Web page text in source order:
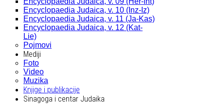
Encyclopaedia Judaica, v. 10 (Inz-Iz)
Encyclopaedia Judaica, v. 11 (Ja-Kas)
Encyclopaedia Judaica, v. 12 (Kat-
Lie)
Pojmovi
Mediji
Foto
Video
Muzika
Knjige i publikacije
Sinagoga i centar Judaika